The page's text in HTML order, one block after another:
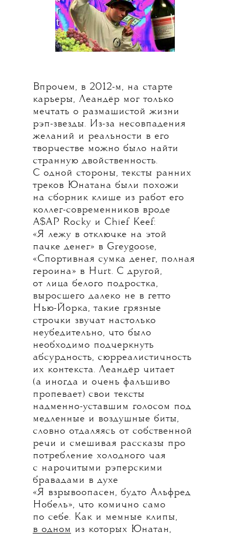
Впрочем, в 2012-м, на старте
карьеры, Леандёр мог только
мечтать о размашистой жизни
рэп-звезды. Из-за несовпадения
желаний и реальности в его
творчестве можно было найти
странную двойственность.
С одной стороны, тексты ранних
треков Юнатана были похожи
на сборник клише из работ его
коллег-современников вроде
A$AP Rocky и Chief Keef:
«Я лежу в отключке на этой
пачке денег» в Greygoose,
«Спортивная сумка денег, полная
героина» в Hurt. С другой,
от лица белого подростка,
выросшего далеко не в гетто
Нью-Йорка, такие грязные
строчки звучат настолько
неубедительно, что было
необходимо подчеркнуть
абсурдность, сюрреалистичность
их контекста. Леандёр читает
(а иногда и очень фальшиво
пропевает) свои тексты
надменно-уставшим голосом под
медленные и воздушные биты,
словно отдаляясь от собственной
речи и смешивая рассказы про
потребление холодного чая
с нарочитыми рэперскими
бравадами в духе
«Я взрывоопасен, будто Альфред
Нобель», что комично само
по себе. Как и мемные клипы,
в одном из которых Юнатан,